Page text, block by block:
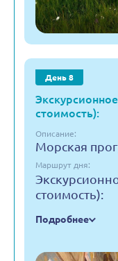
День 8
стоимость):
Описание:
Морская
Маршрут дня:
стоимость):
Подробнее